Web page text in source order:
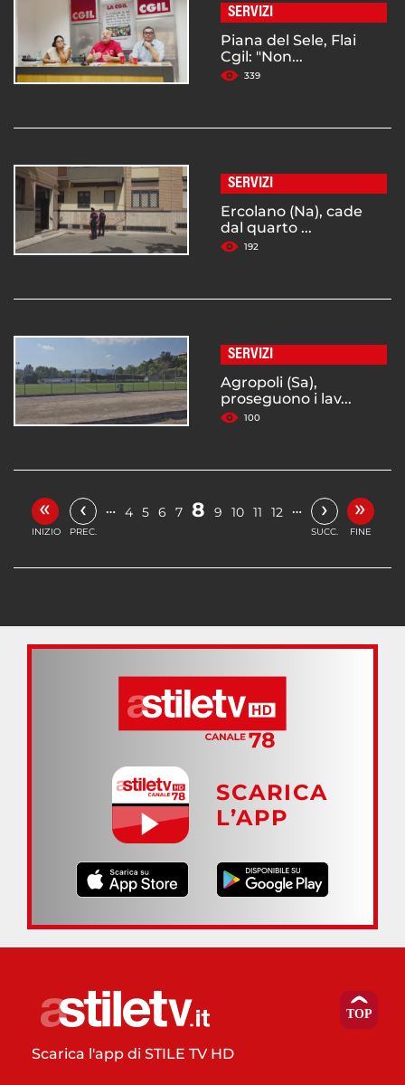
SERVIZI
Piana del Sele, Flai
Cgil: "Non...
339
SERVIZI
Ercolano (Na), cade
dal quarto ...
192
SERVIZI
Agropoli (Sa),
proseguono i lav...
100
«
INIZIO
‹
PREC.
… 4 5 6 7 8 9 10 11 12 … ›
SUCC.
»
FINE
SCARICA
L’APP
Scarica l'app di STILE TV HD